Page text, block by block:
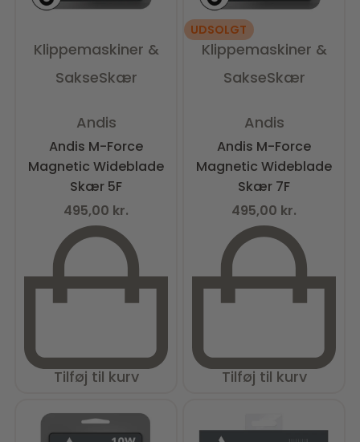
Klippemaskiner &
SakseSkær
Andis
Andis M-Force
Magnetic Wideblade
Skær 5F
495,00 kr.
Tilføj til kurv
UDSOLGT
Klippemaskiner &
SakseSkær
Andis
Andis M-Force
Magnetic Wideblade
Skær 7F
495,00 kr.
Tilføj til kurv